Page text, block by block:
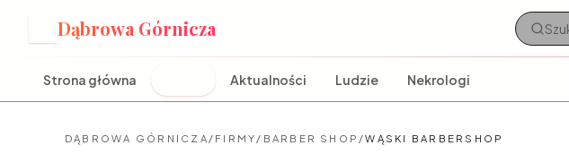
Dąbrowa Górnicza
Strona główna Aktualności Ludzie Nekrologi
DĄBROWA GÓRNICZA / FIRMY / BARBER SHOP /WĄSKI BARBERSHOP